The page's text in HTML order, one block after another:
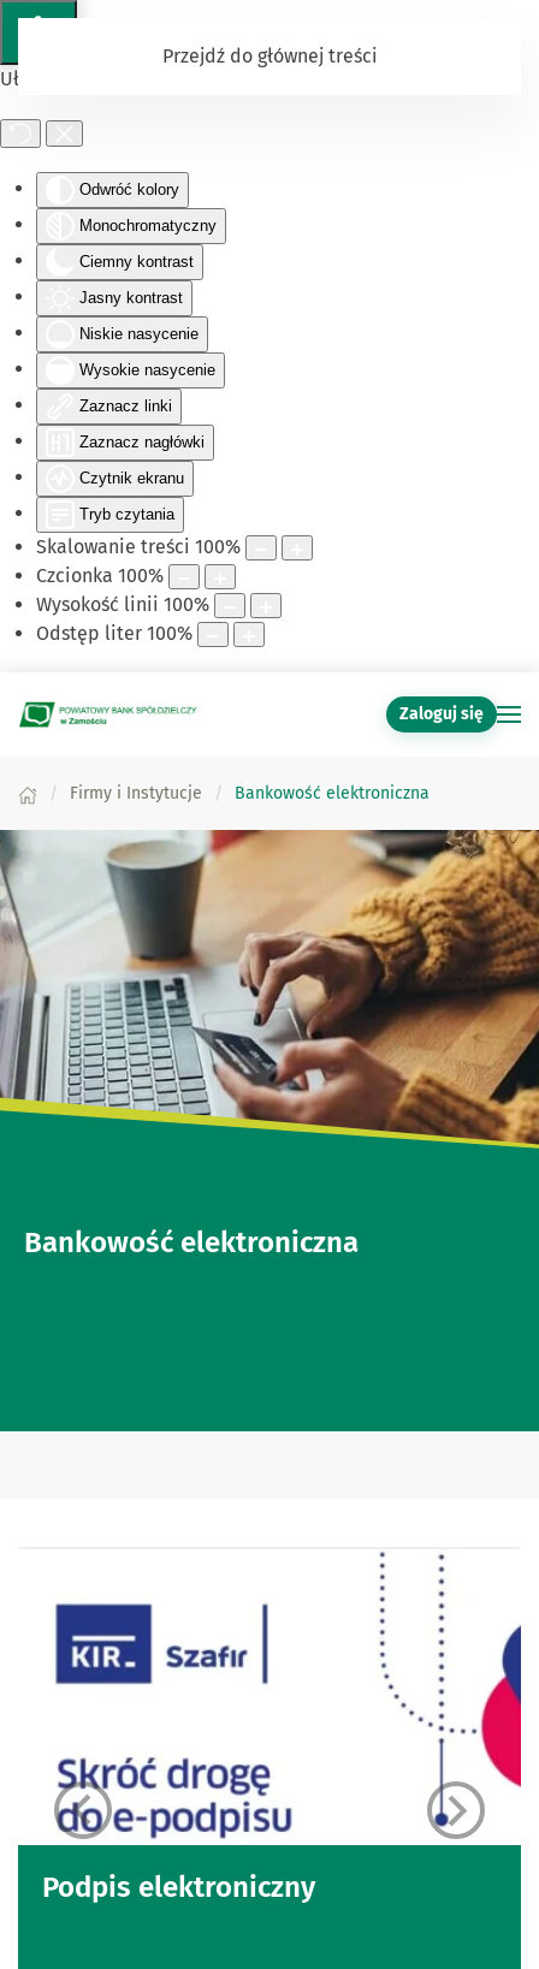
Ułatwienia dostępu
Odwróć kolory
Monochromatyczny
Ciemny kontrast
Jasny kontrast
Niskie nasycenie
Wysokie nasycenie
Zaznacz linki
Zaznacz nagłówki
Czytnik ekranu
Tryb czytania
Skalowanie treści 100%
Czcionka 100%
Wysokość linii 100%
Odstęp liter 100%
Przejdź do głównej treści
Zaloguj się
Firmy i Instytucje Bankowość elektroniczna
Bankowość elektroniczna
Podpis elektroniczny